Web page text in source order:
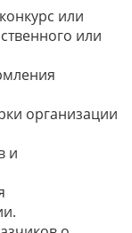
или
или
организации
и